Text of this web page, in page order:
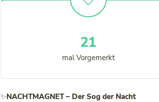
25
mal Vorgemerkt
✨NACHTMAGNET – Der Sog der Nacht